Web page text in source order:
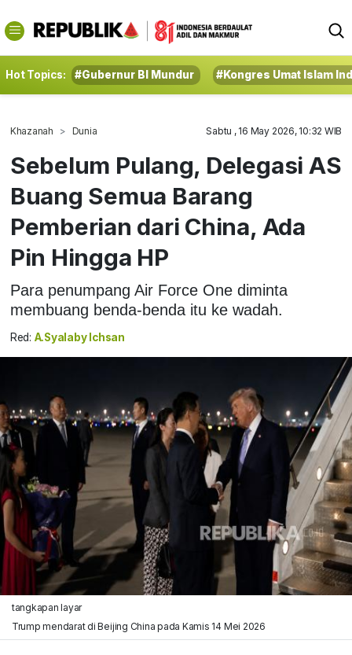
Hot Topics: #Gubernur BI Mundur #Kongres Umat Islam
Khazanah Dunia Sabtu , 16 May 2026, 10:32 WIB
Sebelum Pulang, Delegasi AS
Buang Semua Barang
Pemberian dari China, Ada
Pin Hingga HP
Para penumpang Air Force One diminta
membuang benda-benda itu ke wadah.
Red: A.Syalaby Ichsan
tangkapan layar
Trump mendarat di Beijing China pada Kamis 14 Mei 2026